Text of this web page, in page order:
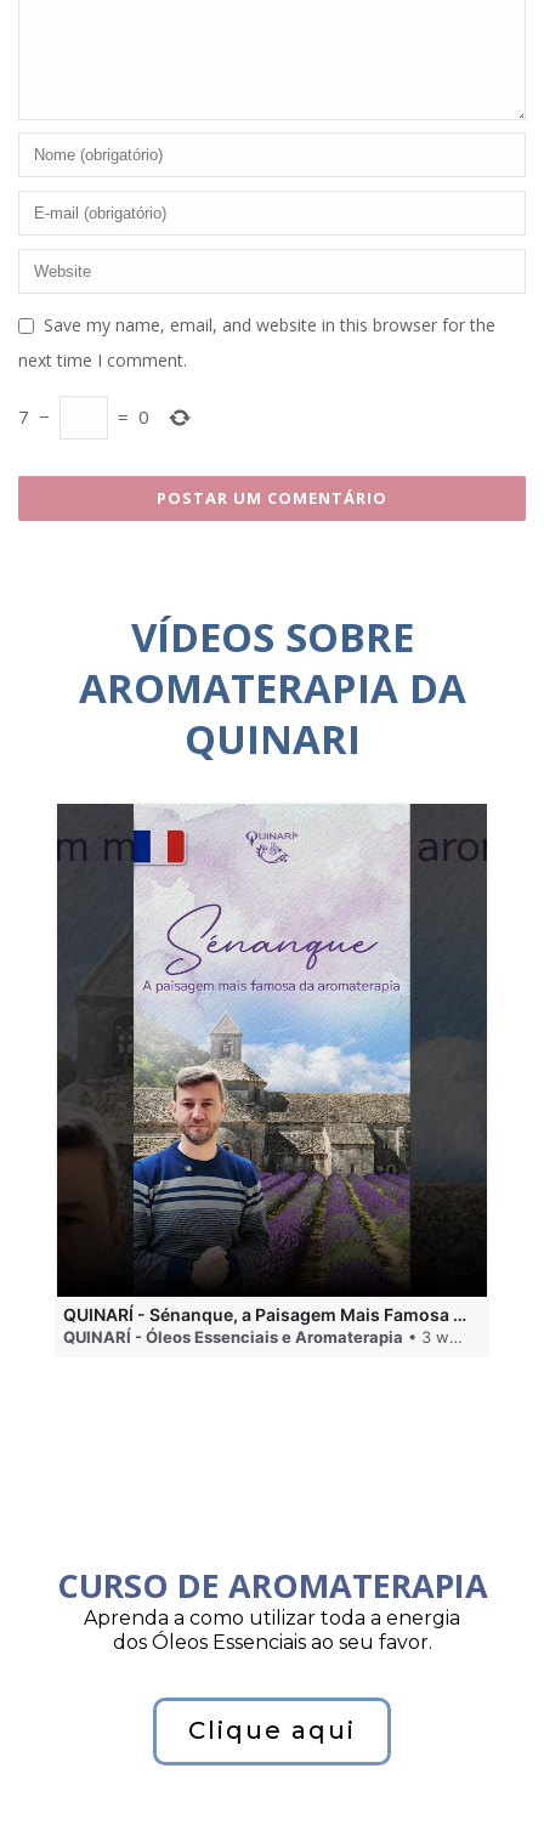
Save my name, email, and website in this browser for the
next time I comment.
7 − = 0
VÍDEOS SOBRE
AROMATERAPIA DA
QUINARI
QUINARÍ - Sénanque, a Paisagem Mais Famosa da Aromaterapia
QUINARÍ - Óleos Essenciais e Aromaterapia • 3 weeks ago
CURSO DE AROMATERAPIA
Aprenda a como utilizar toda a energia
dos Óleos Essenciais ao seu favor.
Clique aqui